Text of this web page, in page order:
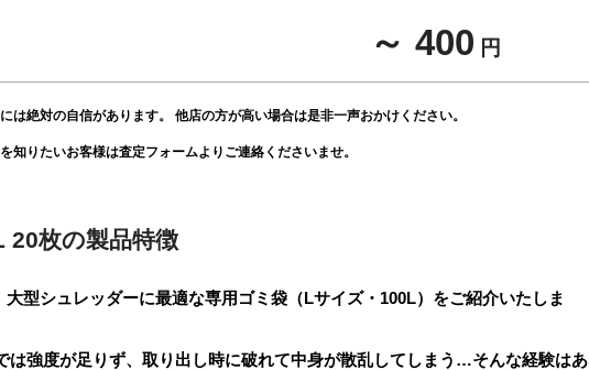
～ 400 円
絶対の自信があります。 他店の方が高い場合は是非一声おかけください。
りたいお客様は査定フォームよりご連絡くださいませ。
20枚の製品特徴
型シュレッダーに最適な専用ゴミ袋（Lサイズ・100L）をご紹介いたしま
は強度が足りず、取り出し時に破れて中身が散乱してしまう…そんな経験はあ